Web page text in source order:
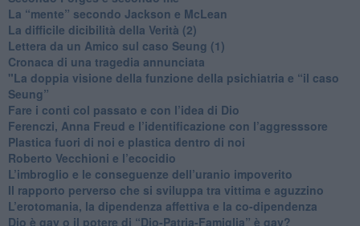
​La “mente” secondo Jackson e McLean
La difficile dicibilità della Verità (2)
​Lettera da un Amico sul caso Seung (1)
​Cronaca di una tragedia annunciata
"​La doppia visione della funzione della psichiatria e “il caso
Seung”
​Fare i conti col passato e con l’idea di Dio
​Ferenczi, Anna Freud e l’identificazione con l’aggresssore
Plastica fuori di noi e plastica dentro di noi
​Roberto Vecchioni e l’ecocidio
​L’imbroglio e le conseguenze dell’uranio impoverito
​Il rapporto perverso che si sviluppa tra vittima e aguzzino
L’erotomania, la dipendenza affettiva e la co-dipendenza
​Dio è gay o il potere di “Dio-Patria-Famiglia” è gay?